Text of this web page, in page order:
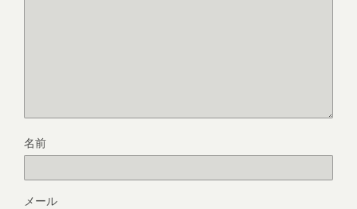
名前
メール